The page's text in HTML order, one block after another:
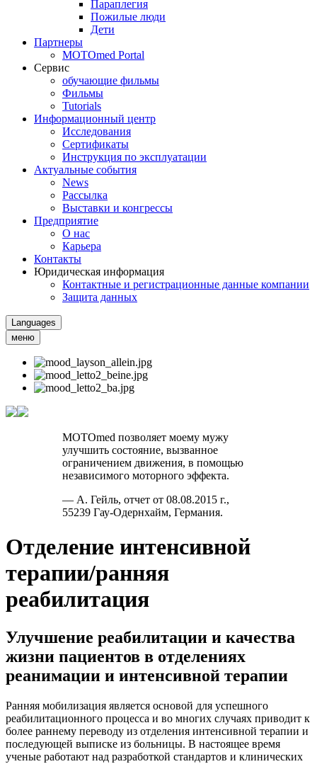
Параплегия
Пожилые люди
Дети
Партнеры
MOTOmed Portal
Сервис
обучающие фильмы
Фильмы
Tutorials
Информационный центр
Исследования
Сертификаты
Инструкция по эксплуатации
Актуальные события
News
Рассылка
Выставки и конгрессы
Предприятие
О нас
Карьера
Контакты
Юридическая информация
Контактные и регистрационные данные компании
Защита данных
Languages
меню
MOTOmed позволяет моему мужу
улучшить состояние, вызванное
ограничением движения, в помощью
независимого моторного эффекта.
— А. Гейль, отчет от 08.08.2015 г.,
55239 Гау-Одернхайм, Германия.
Отделение интенсивной
терапии/ранняя
реабилитация
Улучшение реабилитации и качества
жизни пациентов в отделениях
реанимации и интенсивной терапии
Ранняя мобилизация является основой для успешного
реабилитационного процесса и во многих случаях приводит к
более раннему переводу из отделения интенсивной терапии и
последующей выписке из больницы. В настоящее время
ученые работают над разработкой стандартов и клинических